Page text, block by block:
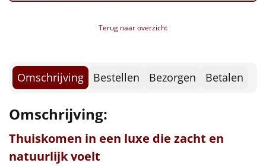
Borrelplank
NIEUW
Slowcooker
Noodradio NIEUW
Deken (fleece plaid)
Alle artikelen
Terug naar overzicht
Omschrijving Bestellen Bezorgen Betalen
Omschrijving:
Thuiskomen in een luxe die zacht en
natuurlijk voelt